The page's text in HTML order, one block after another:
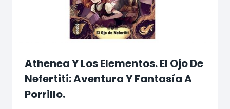
Athenea Y Los Elementos. El Ojo De
Nefertiti: Aventura Y Fantasía A
Porrillo.